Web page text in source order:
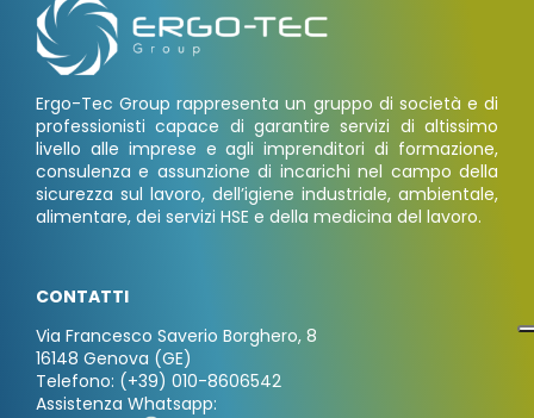
Ergo-Tec Group rappresenta un gruppo di società e di
professionisti capace di garantire servizi di altissimo
livello alle imprese e agli imprenditori di formazione,
consulenza e assunzione di incarichi nel campo della
sicurezza sul lavoro, dell’igiene industriale, ambientale,
alimentare, dei servizi HSE e della medicina del lavoro.
CONTATTI
Via Francesco Saverio Borghero, 8
16148 Genova (GE)
Telefono: (+39) 010-8606542
Assistenza Whatsapp: